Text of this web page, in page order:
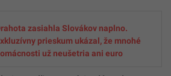
Jána Hargaša reálne
adresách, nedisponujú